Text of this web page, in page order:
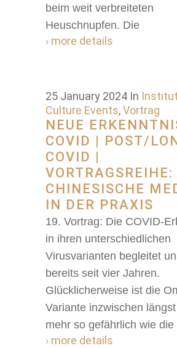
beim weit verbreiteten
Heuschnupfen. Die
› more details
25 January 2024 In
Culture Events,Vortrag
NEUE
COVID | POST/
COVID |
VORTRAGSREIHE:
CHINESISCHE
IN DER PRAXIS
19. Vortrag: Die COVID-
in ihren unterschiedlichen
Virusvarianten begleitet
bereits seit vier Jahren.
Glücklicherweise ist die
Variante inzwischen
mehr so gefährlich wie die
› more details